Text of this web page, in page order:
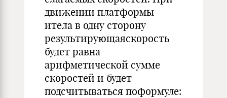
движении платформы
итела в одну сторону
результирующаяскорость
будет равна
арифметической сумме
скоростей и будет
подсчитываться поформуле: